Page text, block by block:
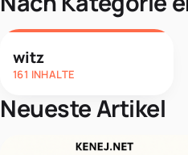
witz
161 INHALTE
Neueste Artikel